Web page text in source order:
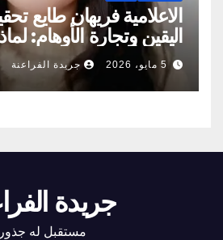
الاعلامية فريهان طايع
اليقين وتجارة الأوهام:
الناس أبواب المشعوذين
5 مايو، 2026 جريدة الفراعنة
جريدة
مستقبل له جذور